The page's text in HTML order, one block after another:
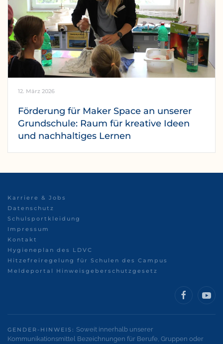
12. März 2026
Förderung für Maker Space an unserer
Grundschule: Raum für kreative Ideen
und nachhaltiges Lernen
Karriere & Jobs
Datenschutz
Schulsportkleidung
Impressum
Kontakt
Hygieneplan des LDVC
Hitzefreiregelung für Schulen des Campus
Meldeportal Hinweisgeberschutzgesetz
GENDER-HINWEIS: Soweit innerhalb unserer
Kommunikationsmittel Bezeichnungen für Berufe, Gruppen oder